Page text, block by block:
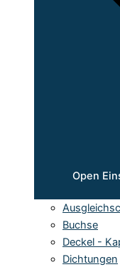
Open
Buchse
Deckel -
Dichtungen